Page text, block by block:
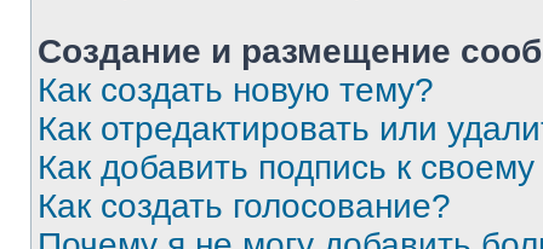
Создание и размещение
Как создать новую тему?
Как отредактировать или
Как добавить подпись к
Как создать голосование?